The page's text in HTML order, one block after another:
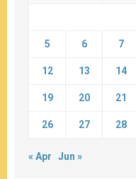
5 6 7
12 13 14
19 20 21
26 27 28
« Apr Jun »